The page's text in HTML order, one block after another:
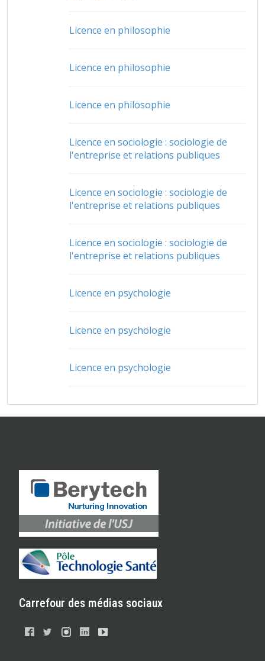
Licence en philosophie
Licence en philosophie
Licence en philosophie
Licence en sociologie : sociologie de
l'entreprise et relations publiques
Licence en sociologie : sociologie de
l'entreprise et relations publiques
Licence en sociologie : sociologie de
l'entreprise et relations publiques
Licence en psychologie
Licence en psychologie
Licence en psychologie
Carrefour des médias sociaux